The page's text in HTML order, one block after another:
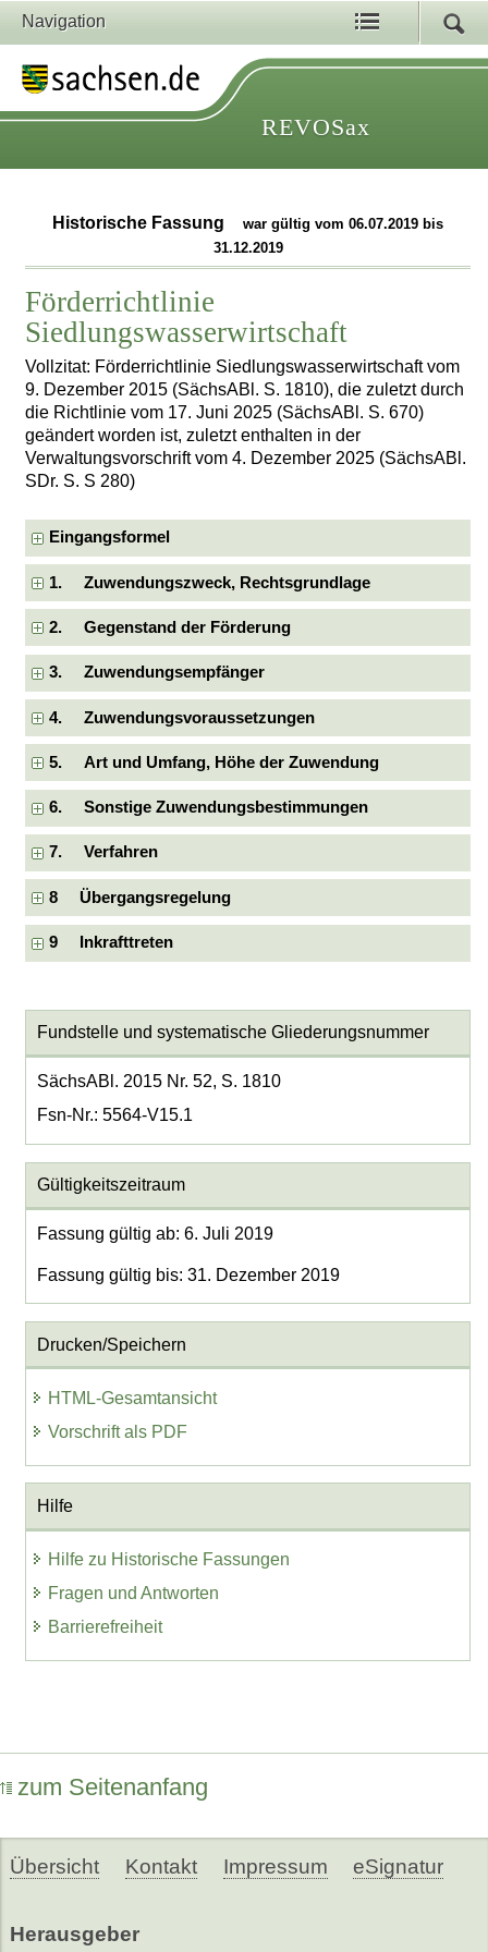
Navigation
REVOSax
Historische Fassung
war gültig vom 06.07.2019 bis
31.12.2019
Förderrichtlinie
Siedlungswasserwirtschaft
Vollzitat: Förderrichtlinie Siedlungswasserwirtschaft vom
9. Dezember 2015 (SächsABl. S. 1810), die zuletzt durch
die Richtlinie vom 17. Juni 2025 (SächsABl. S. 670)
geändert worden ist, zuletzt enthalten in der
Verwaltungsvorschrift vom 4. Dezember 2025 (SächsABl.
SDr. S. S 280)
Eingangsformel
1. Zuwendungszweck, Rechtsgrundlage
2. Gegenstand der Förderung
3. Zuwendungsempfänger
4. Zuwendungsvoraussetzungen
5. Art und Umfang, Höhe der Zuwendung
6. Sonstige Zuwendungsbestimmungen
7. Verfahren
8 Übergangsregelung
9 Inkrafttreten
Fundstelle und systematische Gliederungsnummer
SächsABl. 2015 Nr. 52, S. 1810
Fsn-Nr.: 5564-V15.1
Gültigkeitszeitraum
Fassung gültig ab: 6. Juli 2019
Fassung gültig bis: 31. Dezember 2019
Drucken/Speichern
HTML-Gesamtansicht
Vorschrift als PDF
Hilfe
Hilfe zu Historische Fassungen
Fragen und Antworten
Barrierefreiheit
zum Seitenanfang
Übersicht Kontakt Impressum eSignatur
Herausgeber